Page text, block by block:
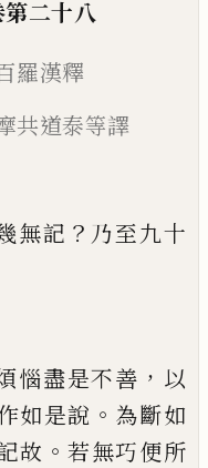
第二十八
羅漢釋
共道泰等譯
無記 ？ 乃至九十
惱盡是不善 ， 以
如是說 。 為斷如
故 。若無巧便所